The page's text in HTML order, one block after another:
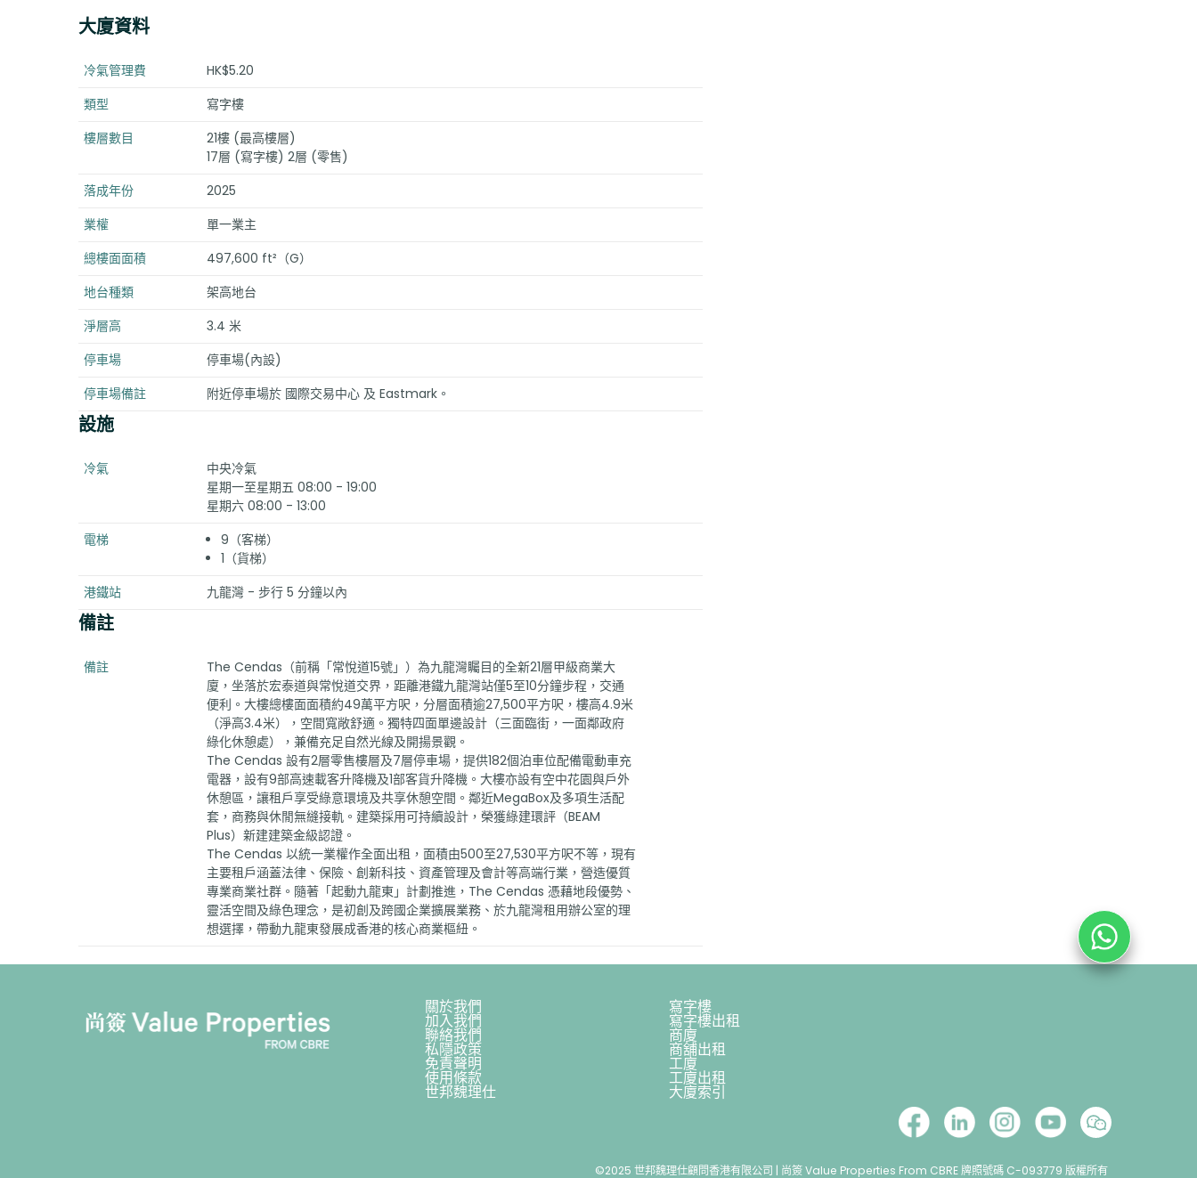
大廈資料
冷氣管理費
HK$5.20
類型
寫字樓
樓層數目
21樓 (最高樓層)
17層 (寫字樓) 2層 (零售)
落成年份
2025
業權
單一業主
總樓面面積
497,600 ft²（G）
地台種類
架高地台
淨層高
3.4 米
停車場
停車場(內設)
停車場備註
附近停車場於 國際交易中心 及 Eastmark。
設施
冷氣
中央冷氣
星期一至星期五 08:00 - 19:00
星期六 08:00 - 13:00
電梯
9（客梯）
1（貨梯）
港鐵站
九龍灣 - 步行 5 分鐘以內
備註
備註
The Cendas（前稱「常悅道15號」）為九龍灣矚目的全新21層甲級商業大
廈，坐落於宏泰道與常悅道交界，距離港鐵九龍灣站僅5至10分鐘步程，交通
便利。大樓總樓面面積約49萬平方呎，分層面積逾27,500平方呎，樓高4.9米
（淨高3.4米），空間寬敞舒適。獨特四面單邊設計（三面臨街，一面鄰政府
綠化休憩處），兼備充足自然光線及開揚景觀。
The Cendas 設有2層零售樓層及7層停車場，提供182個泊車位配備電動車充
電器，設有9部高速載客升降機及1部客貨升降機。大樓亦設有空中花園與戶外
休憩區，讓租戶享受綠意環境及共享休憩空間。鄰近MegaBox及多項生活配
套，商務與休閒無縫接軌。建築採用可持續設計，榮獲綠建環評（BEAM
Plus）新建建築金級認證。
The Cendas 以統一業權作全面出租，面積由500至27,530平方呎不等，現有
主要租戶涵蓋法律、保險、創新科技、資產管理及會計等高端行業，營造優質
專業商業社群。隨著「起動九龍東」計劃推進，The Cendas 憑藉地段優勢、
靈活空間及綠色理念，是初創及跨國企業擴展業務、於九龍灣租用辦公室的理
想選擇，帶動九龍東發展成香港的核心商業樞紐。
關於我們 寫字樓
加入我們 寫字樓出租
聯絡我們 商廈
私隱政策 商舖出租
免責聲明 工廈
使用條款 工廈出租
世邦魏理仕 大廈索引
©2025 世邦魏理仕顧問香港有限公司 | 尚簽 Value Properties From CBRE 牌照號碼 C-093779 版權所有